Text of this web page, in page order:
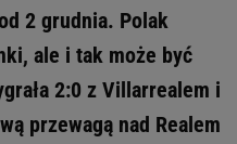
2 grudnia. Polak
ale i tak może być
2:0 z Villarrealem i
przewagą nad Realem